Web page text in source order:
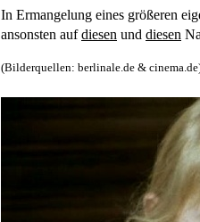
In Ermangelung eines größeren
ansonsten aufdiesen und diesen
(Bilderquellen: berlinale.de &